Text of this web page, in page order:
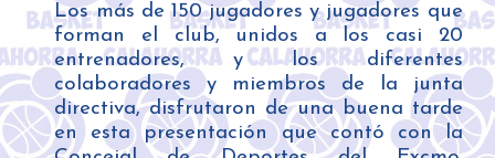
Los más de 150 jugadores y jugadores que
forman el club, unidos a los casi 20
entrenadores, y los diferentes
colaboradores y miembros de la junta
directiva, disfrutaron de una buena tarde
en esta presentación que contó con la